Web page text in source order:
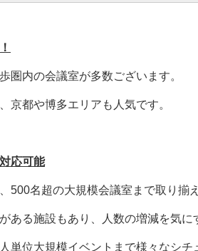
圏内の会議室が多数ございます。
京都や博多エリアも人気です。
応可能
500名超の大規模会議室まで取り揃え
ある施設もあり、人数の増減を気に
単位大規模イベントまで様々なシチ